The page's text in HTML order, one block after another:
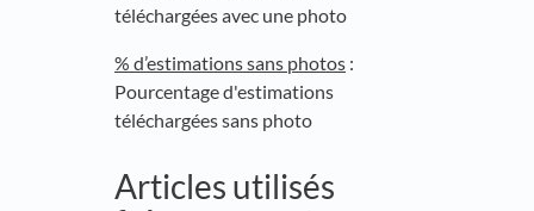
téléchargées avec une photo
% d’estimations sans photos :
Pourcentage d'estimations
téléchargées sans photo
Articles utilisés